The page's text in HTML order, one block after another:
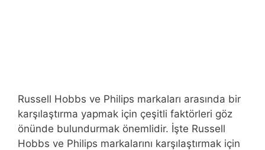
Russell Hobbs ve Philips markaları arasında bir
karşılaştırma yapmak için çeşitli faktörleri göz
önünde bulundurmak önemlidir. İşte Russell
Hobbs ve Philips markalarını karşılaştırmak için